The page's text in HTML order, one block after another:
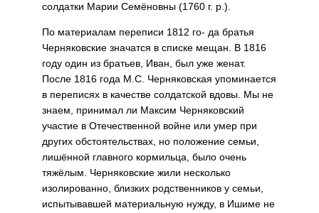
солдатки Марии Семёновны (1760 г. р.).
По материалам переписи 1812 го- да братья
Черняковские значатся в списке мещан. В 1816
году один из братьев, Иван, был уже женат.
После 1816 года М.С. Черняков­ская упоминается
в переписях в качестве солдатской вдовы. Мы не
знаем, принимал ли Максим Черня­ковский
участие в Отечественной войне или умер при
других обсто­ятельствах, но положение семьи,
лишённой главного кормильца, было очень
тяжёлым. Черняковские жили несколько
изолированно, близких родственников у семьи,
испытывавшей материальную нужду, в Ишиме не